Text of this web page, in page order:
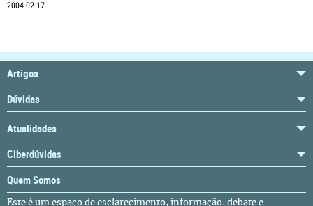
2004-02-17
Artigos
Dúvidas
Atualidades
Ciberdúvidas
Quem Somos
Este é um espaço de esclarecimento, informação, debate e